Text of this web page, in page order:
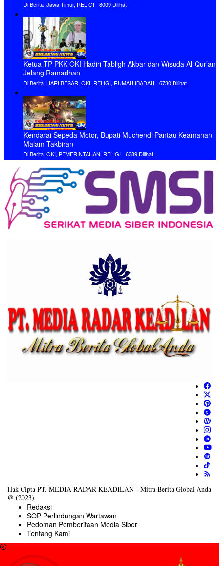
Di Berita, Jawa Timur, RELIGI 8009 Dilihat
Ketua TP PKK OKI Hadiri Tabligh Akbar dan Wisuda Al-Qur’an
Jelang Ramadhan
Di Berita, HARI BESAR, OKI, RELIGI, RUMAH IBADAH 6730 Dilihat
Kendarai Sepeda Motor, Bupati Muchendi Pantau Keamanan
Malam Takbiran
Di Berita, OKI, PEMERINTAHAN, RELIGI 6389 Dilihat
Hak Cipta PT. MEDIA RADAR KEADILAN - Mitra Berita Global Anda
@ (2023)
Redaksi
SOP Perlindungan Wartawan
Pedoman Pemberitaan Media Siber
Tentang Kami